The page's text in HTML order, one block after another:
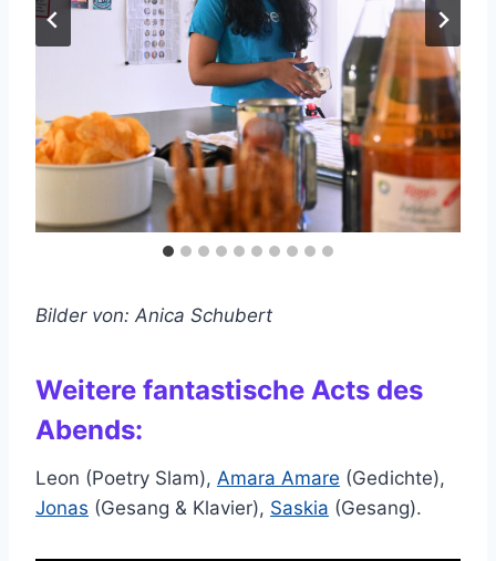
Bilder von: Anica Schubert
Weitere fantastische Acts des
Abends:
Leon (Poetry Slam), Amara Amare (Gedichte),
Jonas (Gesang & Klavier), Saskia (Gesang).